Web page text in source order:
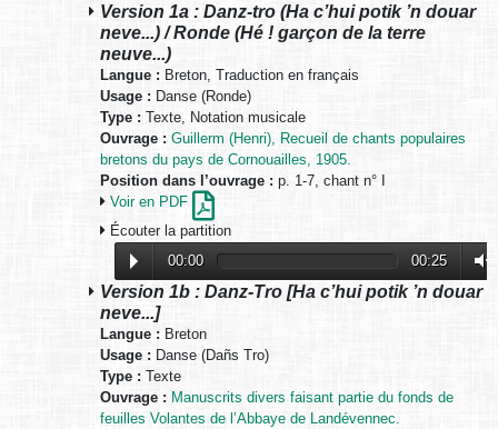
Version 1a : Danz-tro (Ha c’hui potik ’n douar
neve...) / Ronde (Hé ! garçon de la terre
neuve...)
Langue : Breton, Traduction en français
Usage : Danse (Ronde)
Type : Texte, Notation musicale
Ouvrage : Guillerm (Henri), Recueil de chants populaires
bretons du pays de Cornouailles, 1905.
Position dans l’ouvrage : p. 1-7, chant n° I
Voir en PDF
Écouter la partition
00:00
00:25
Version 1b : Danz-Tro [Ha c’hui potik ’n douar
neve...]
Langue : Breton
Usage : Danse (Dañs Tro)
Type : Texte
Ouvrage : Manuscrits divers faisant partie du fonds de
feuilles Volantes de l’Abbaye de Landévennec.